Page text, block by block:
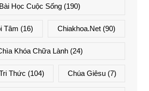
Bài Học Cuộc Sống (190)
Tâm (16) Chiakhoa.net (90)
Khóa Chữa Lành(24)
Thức (104) Chúa Giêsu(7)